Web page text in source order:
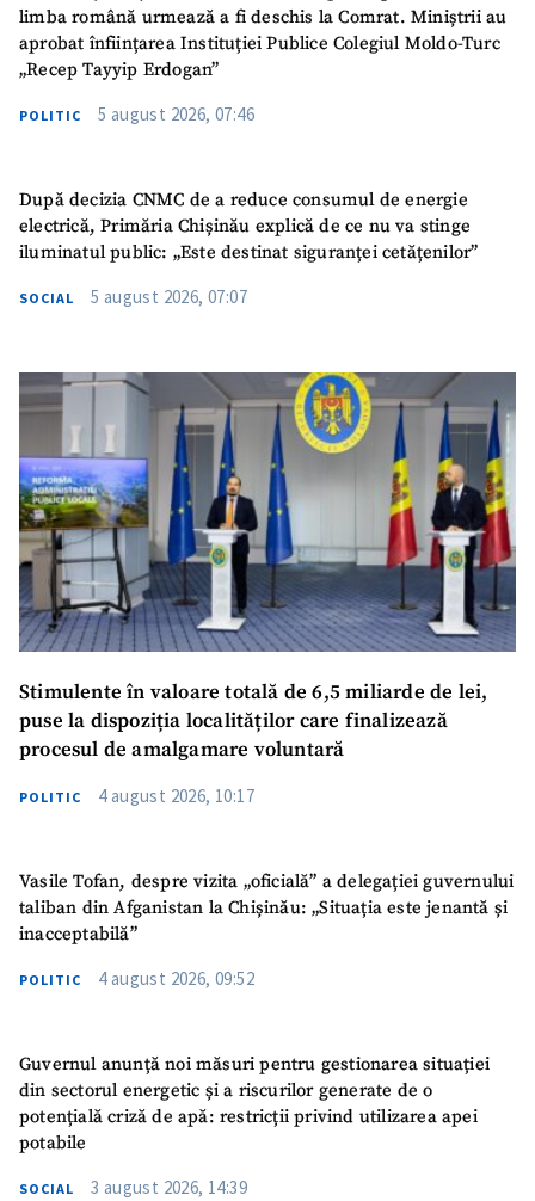
limba română urmează a fi deschis la Comrat. Miniștrii au
aprobat înființarea Instituției Publice Colegiul Moldo-Turc
„Recep Tayyip Erdogan”
POLITIC 5 august 2026, 07:46
După decizia CNMC de a reduce consumul de energie
electrică, Primăria Chișinău explică de ce nu va stinge
iluminatul public: „Este destinat siguranței cetățenilor”
SOCIAL 5 august 2026, 07:07
Stimulente în valoare totală de 6,5 miliarde de lei,
puse la dispoziția localităților care finalizează
procesul de amalgamare voluntară
POLITIC 4 august 2026, 10:17
Vasile Tofan, despre vizita „oficială” a delegației guvernului
taliban din Afganistan la Chișinău: „Situația este jenantă și
inacceptabilă”
POLITIC 4 august 2026, 09:52
Guvernul anunță noi măsuri pentru gestionarea situației
din sectorul energetic și a riscurilor generate de o
potențială criză de apă: restricții privind utilizarea apei
potabile
SOCIAL 3 august 2026, 14:39